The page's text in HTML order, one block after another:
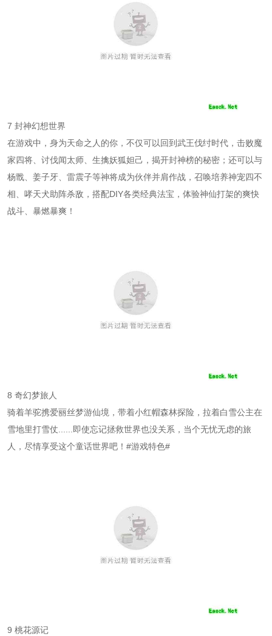
7 封神幻想世界
在游戏中，身为天命之人的你，不仅可以回到武王伐纣时代，击败魔
家四将、讨伐闻太师、生擒妖狐妲己，揭开封神榜的秘密；还可以与
杨戬、姜子牙、雷震子等神将成为伙伴并肩作战，召唤培养神宠四不
相、哮天犬助阵杀敌，搭配DIY各类经典法宝，体验神仙打架的爽快
战斗、暴燃暴爽！
8 奇幻梦旅人
骑着羊驼携爱丽丝梦游仙境，带着小红帽森林探险，拉着白雪公主在
雪地里打雪仗......即使忘记拯救世界也没关系，当个无忧无虑的旅
人，尽情享受这个童话世界吧！#游戏特色#
9 桃花源记